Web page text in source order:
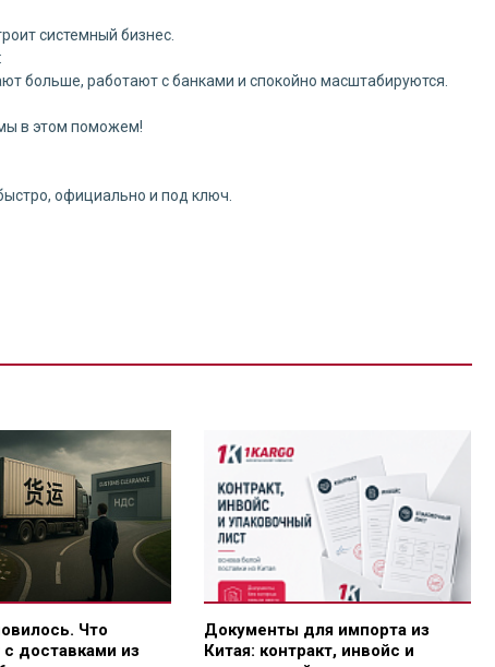
системный бизнес.
больше, работают с банками и спокойно масштабируются.
в этом поможем!
официально и под ключ.
Что
доставками из
Документы для импорта из
Китая: контракт, инвойс и